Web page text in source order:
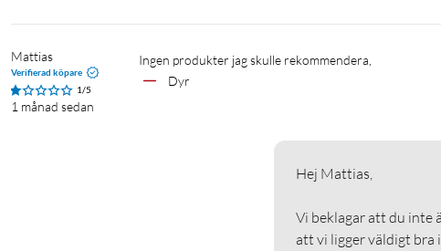
Mattias
Verifierad köpare
1/5
1 månad sedan
Ingen produkter jag skulle rekommendera,
Dyr
Hej Mattias,
Vi beklagar att du inte
att vi ligger väldigt bra